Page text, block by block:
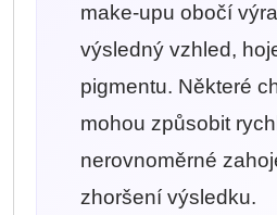
make-upu obočí
výsledný vzhled,
pigmentu. Některé
mohou způsobit
nerovnoměrné
zhoršení výsledku.